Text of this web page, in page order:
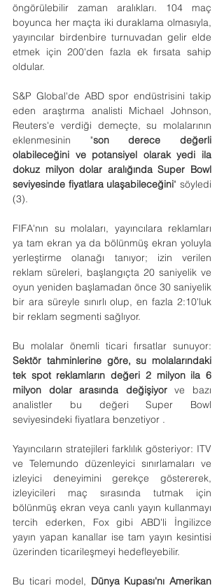
öngörülebilir zaman aralıkları. 104 maç
boyunca her maçta iki duraklama olmasıyla,
yayıncılar birdenbire turnuvadan gelir elde
etmek için 200'den fazla ek fırsata sahip
oldular.
S&P Global'de ABD spor endüstrisini takip
eden araştırma analisti Michael Johnson,
Reuters'e verdiği demeçte, su molalarının
eklenmesinin "son derece değerli
olabileceğini ve potansiyel olarak yedi ila
dokuz milyon dolar aralığında Super Bowl
seviyesinde fiyatlara ulaşabileceğini" söyledi
(3).
FIFA'nın su molaları, yayıncılara reklamları
ya tam ekran ya da bölünmüş ekran yoluyla
yerleştirme olanağı tanıyor; izin verilen
reklam süreleri, başlangıçta 20 saniyelik ve
oyun yeniden başlamadan önce 30 saniyelik
bir ara süreyle sınırlı olup, en fazla 2:10'luk
bir reklam segmenti sağlıyor.
Sektör tahminlerine göre, su molalarındaki
tek spot reklamların değeri 2 milyon ila 6
milyon dolar arasında değişiyor ve bazı
analistler bu değeri Super Bowl
seviyesindeki fiyatlara benzetiyor .
Yayıncıların stratejileri farklılık gösteriyor: ITV
ve Telemundo düzenleyici sınırlamaları ve
izleyici deneyimini gerekçe göstererek,
izleyicileri maç sırasında tutmak için
bölünmüş ekran veya canlı yayın kullanmayı
tercih ederken, Fox gibi ABD'li İngilizce
yayın yapan kanallar ise tam yayın kesintisi
üzerinden ticarileşmeyi hedefleyebilir.
Bu ticari model, Dünya Kupası'nı Amerikan